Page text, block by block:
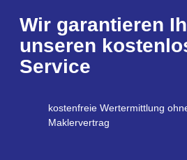
Wir garantieren
unseren
Service
kostenfreie Wertermittlung
Maklervertrag